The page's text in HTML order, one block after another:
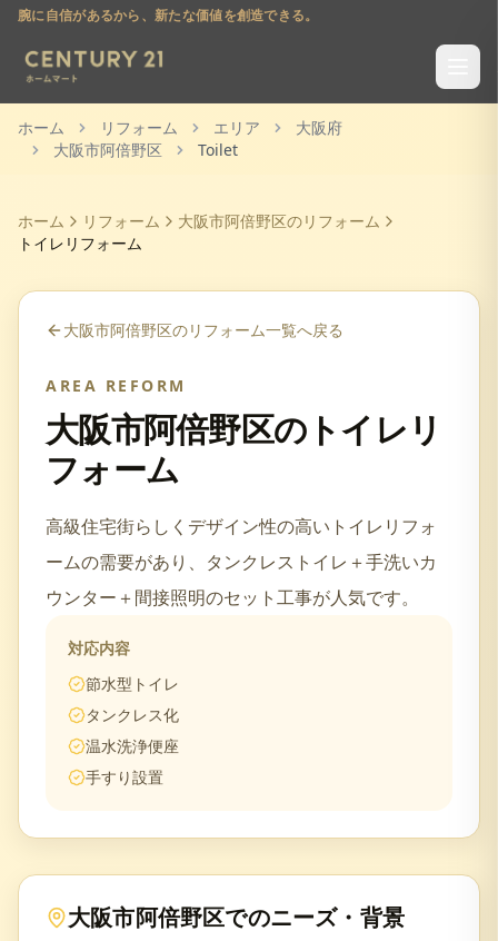
腕に自信があるから、新たな価値を創造できる。
ホーム リフォーム エリア
大阪府
大阪市阿倍野区
Toilet
ホーム リフォーム 大阪市阿倍野区のリフォーム
トイレリフォーム
大阪市阿倍野区のリフォーム一覧へ戻る
AREA REFORM
大阪市阿倍野区の トイレリ
フォーム
高級住宅街らしくデザイン性の高いトイレリフォ
ームの需要があり、タンクレストイレ＋手洗いカ
ウンター＋間接照明のセット工事が人気です。
対応内容
節水型トイレ
タンクレス化
温水洗浄便座
手すり設置
大阪市阿倍野区でのニーズ・背景